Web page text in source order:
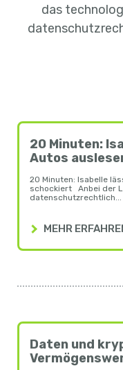
das
20 Minuten:
Autos
20 Minuten: Isabelle
schockiert Anbei der
datenschutzrechtlich...
MEHR
Daten und